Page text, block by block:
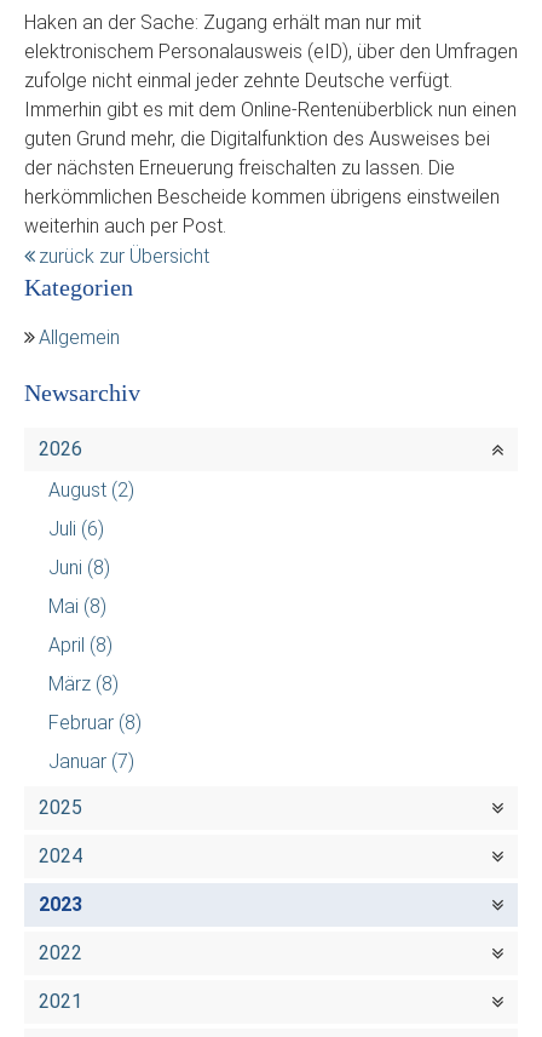
Haken an der Sache: Zugang erhält man nur mit
elektronischem Personalausweis (eID), über den Umfragen
zufolge nicht einmal jeder zehnte Deutsche verfügt.
Immerhin gibt es mit dem Online-Rentenüberblick nun einen
guten Grund mehr, die Digitalfunktion des Ausweises bei
der nächsten Erneuerung freischalten zu lassen. Die
herkömmlichen Bescheide kommen übrigens einstweilen
weiterhin auch per Post.
zurück zur Übersicht
Kategorien
Allgemein
Newsarchiv
2026
August (2)
Juli (6)
Juni (8)
Mai (8)
April (8)
März (8)
Februar (8)
Januar (7)
2025
2024
2023
2022
2021